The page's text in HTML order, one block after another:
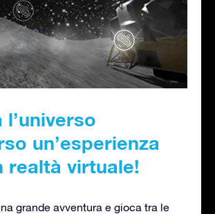
l’universo
un’esperienza
realtà virtuale!
grande avventura e gioca tra le